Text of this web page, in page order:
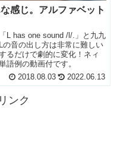
感じ。アルファベット
L has one sound /l/.」と九九
音の出し方は非常に難しい
るだけで劇的に変化！ネィ
語例の動画付です。
2018.08.03 2022.06.13
ンク